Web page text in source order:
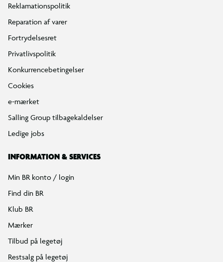
modeller ved tage bagenderne af og bytte rundt på dem.
LEGO® NINJAGO® Kai og Coles kombi-køretøjer
Reklamationspolitik
Reparation af varer
Fortrydelsesret
Privatlivspolitik
Konkurrencebetingelser
Cookies
e-mærket
Salling Group tilbagekaldelser
Ledige jobs
INFORMATION & SERVICES
Min BR konto / login
Find din BR
Klub BR
Mærker
Tilbud på legetøj
Restsalg på legetøj